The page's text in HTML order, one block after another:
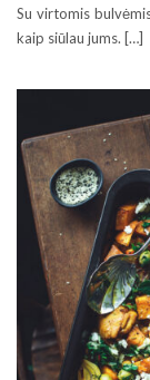
Su virtomis
kaip siūlau jums. […]